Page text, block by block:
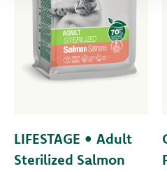
LIFESTAGE • Adult
Sterilized Salmon